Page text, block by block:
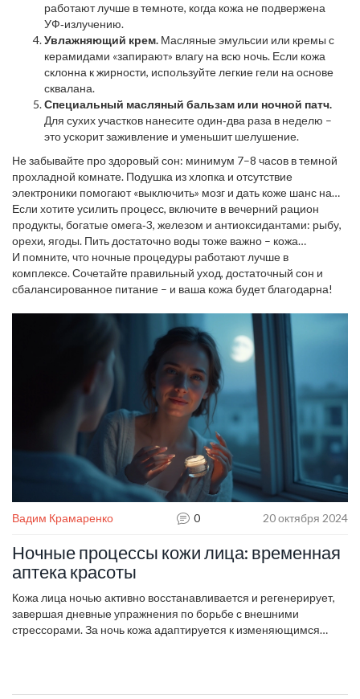
работают лучше в темноте, когда кожа не подвержена
УФ‑излучению.
Увлажняющий крем. Масляные эмульсии или кремы с
керамидами «запирают» влагу на всю ночь. Если кожа
склонна к жирности, используйте легкие гели на основе
сквалана.
Специальный масляный бальзам или ночной патч.
Для сухих участков нанесите один‑два раза в неделю –
это ускорит заживление и уменьшит шелушение.
Не забывайте про здоровый сон: минимум 7–8 часов в темной
прохладной комнате. Подушка из хлопка и отсутствие
электроники помогают «выключить» мозг и дать коже шанс на
полное восстановление.
Если хотите усилить процесс, включите в вечерний рацион
продукты, богатые омега‑3, железом и антиоксидантами: рыбу,
орехи, ягоды. Пить достаточно воды тоже важно – кожа
получает влагу из крови, а не только из кремов.
И помните, что ночные процедуры работают лучше в
комплексе. Сочетайте правильный уход, достаточный сон и
сбалансированное питание – и ваша кожа будет благодарна!
Вадим Крамаренко 0 20 октября 2024
Ночные процессы кожи лица: временная
аптека красоты
Кожа лица ночью активно восстанавливается и регенерирует,
завершая дневные упражнения по борьбе с внешними
стрессорами. За ночь кожа адаптируется к изменяющимся
ночного восстановления. Благодаря регулярному ночному